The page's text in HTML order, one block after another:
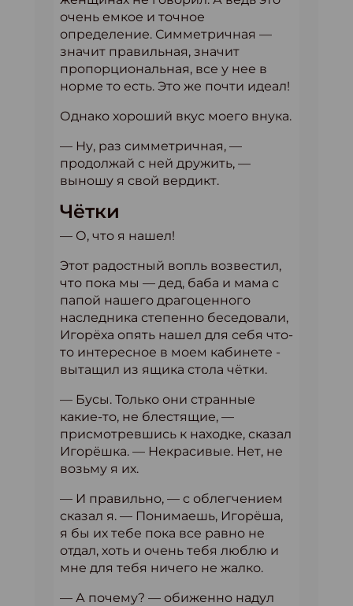
очень емкое и точное
определение. Симметричная —
значит правильная, значит
пропорциональная, все у нее в
норме то есть. Это же почти идеал!
Однако хороший вкус моего внука.
— Ну, раз симметричная, —
продолжай с ней дружить, —
выношу я свой вердикт.
Чётки
— О, что я нашел!
Этот радостный вопль возвестил,
что пока мы — дед, баба и мама с
папой нашего драгоценного
наследника степенно беседовали,
Игорёха опять нашел для себя что-
то интересное в моем кабинете -
вытащил из ящика стола чётки.
— Бусы. Только они странные
какие-то, не блестящие, —
присмотревшись к находке, сказал
Игорёшка. — Некрасивые. Нет, не
возьму я их.
— И правильно, — с облегчением
сказал я. — Понимаешь, Игорёша,
я бы их тебе пока все равно не
отдал, хоть и очень тебя люблю и
мне для тебя ничего не жалко.
— А почему? — обиженно надул